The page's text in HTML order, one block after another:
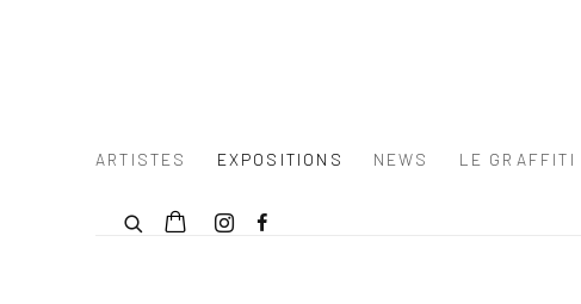
ARTISTES EXPOSITIONS NEWS LE GRAFFITI